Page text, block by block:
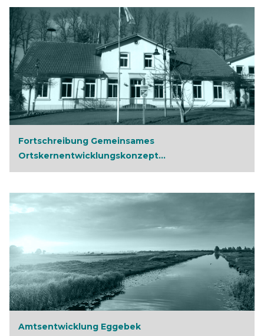
Fortschreibung Gemeinsames
Ortskernentwicklungskonzept...
Amtsentwicklung Eggebek